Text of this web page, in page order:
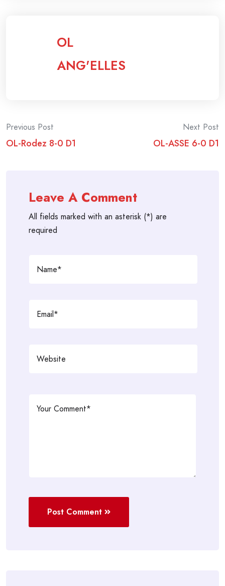
OL
ANG'ELLES
Post
navigation
Previous Post
OL-Rodez 8-0 D1
Next Post
OL-ASSE 6-0 D1
Leave A Comment
All fields marked with an asterisk (*) are
required
Post Comment